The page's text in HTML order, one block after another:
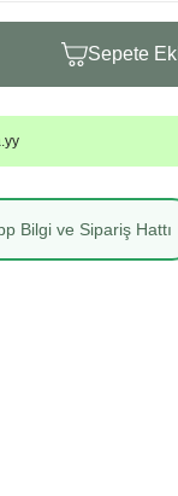
Sepete
Bilgi ve Sipariş Hattı